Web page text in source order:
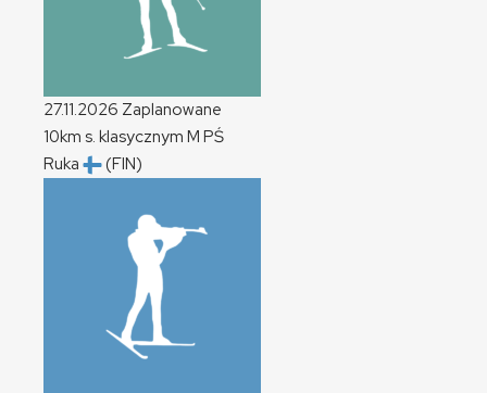
27.11.2026 Zaplanowane
10km s. klasycznym M PŚ
Ruka
(FIN)